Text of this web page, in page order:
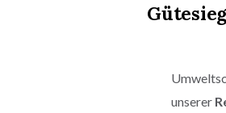
unserer